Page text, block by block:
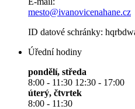
mesto@ivanovicenahane.cz
ID datové schránky:
Úřední hodiny
pondělí, středa
8:00 - 11:30 12:30 - 17:00
úterý, čtvrtek
8:00 - 11:30